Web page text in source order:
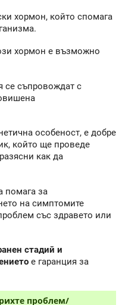
хормон, който спомага
хормон е възможно
се съпровождат с
особеност, е добре
който ще проведе
как да
помага за
на симптомите
със здравето или
стадий и
е гаранция за
проблем/